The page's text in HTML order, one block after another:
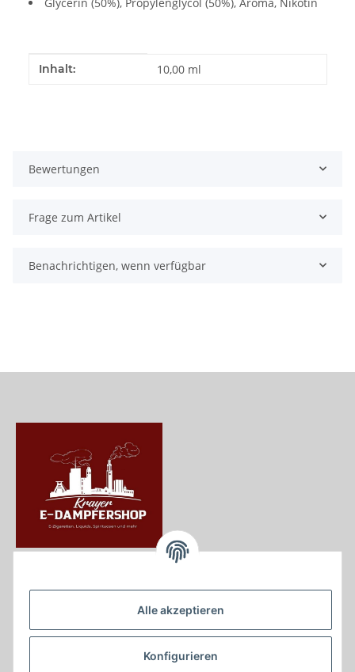
Alle akzeptieren
Konfigurieren
Produkteigenschaft
Wert
Inhalt: 10,00 ml
Bewertungen
Frage zum Artikel
Benachrichtigen, wenn verfügbar
Krayerstraße 249
Tel.:0201555402
info@krayer-edampfer-shop.de